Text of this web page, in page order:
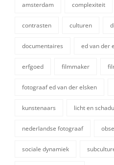
amsterdam complexiteit
contrasten culturen
documentaires ed van der
erfgoed filmmaker
fotograaf ed van der elsken
kunstenaars licht en
nederlandse fotograaf
sociale dynamiek